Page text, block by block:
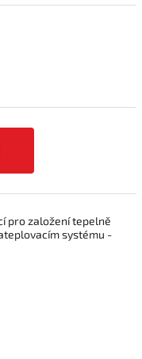
pro založení tepelně
systému -